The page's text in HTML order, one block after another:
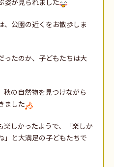
、公園の近くをお散歩しま
ったのか、子どもたちは大
秋の自然物を見つけながら
ました
しかったようで、「楽しか
」と大満足の子どもたちで